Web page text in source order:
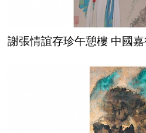
謝張情誼存珍午憩樓 中國